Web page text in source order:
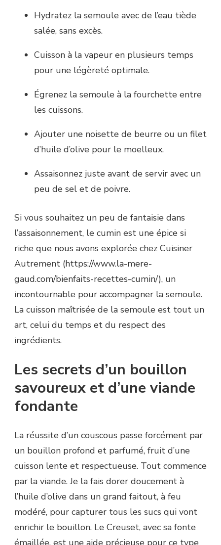
Hydratez la semoule avec de l’eau tiède
salée, sans excès.
Cuisson à la vapeur en plusieurs temps
pour une légèreté optimale.
Égrenez la semoule à la fourchette entre
les cuissons.
Ajouter une noisette de beurre ou un filet
d’huile d’olive pour le moelleux.
Assaisonnez juste avant de servir avec un
peu de sel et de poivre.
Si vous souhaitez un peu de fantaisie dans
l’assaisonnement, le cumin est une épice si
riche que nous avons explorée chez Cuisiner
Autrement (https://www.la-mere-
gaud.com/bienfaits-recettes-cumin/), un
incontournable pour accompagner la semoule.
La cuisson maîtrisée de la semoule est tout un
art, celui du temps et du respect des
ingrédients.
Les secrets d’un bouillon
savoureux et d’une viande
fondante
La réussite d’un couscous passe forcément par
un bouillon profond et parfumé, fruit d’une
cuisson lente et respectueuse. Tout commence
par la viande. Je la fais dorer doucement à
l’huile d’olive dans un grand faitout, à feu
modéré, pour capturer tous les sucs qui vont
enrichir le bouillon. Le Creuset, avec sa fonte